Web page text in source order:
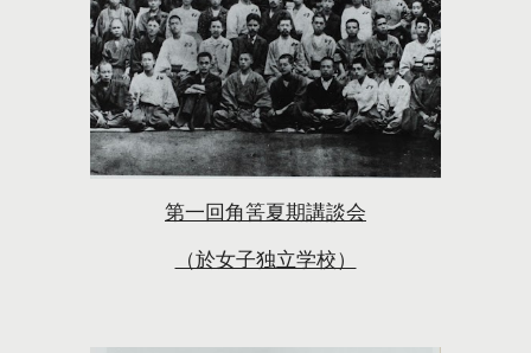
第一回角筈夏期講談会
（於女子独立学校）